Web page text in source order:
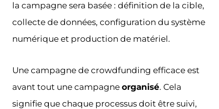
la campagne sera basée : définition de la cible,
collecte de données, configuration du système
numérique et production de matériel.
Une campagne de crowdfunding efficace est
avant tout une campagne organisé. Cela
signifie que chaque processus doit être suivi,